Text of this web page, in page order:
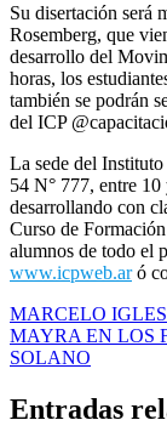
Su disertación será
Rosemberg, que
desarrollo del
horas, los
también se podrán
del ICP
La sede del
54 N° 777, entre
desarrollando con
Curso de
alumnos de todo el
www.icpweb.aró
Navegación
de
MARCELO
MAYRA EN LOS
SOLANO
Entradas